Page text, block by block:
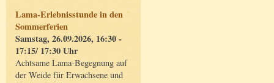
Lama-Erlebnisstunde in den
Sommerferien
Samstag, 26.09.2026, 16:30 -
17:15/ 17:30 Uhr
Achtsame Lama-Begegnung auf
der Weide für Erwachsene und